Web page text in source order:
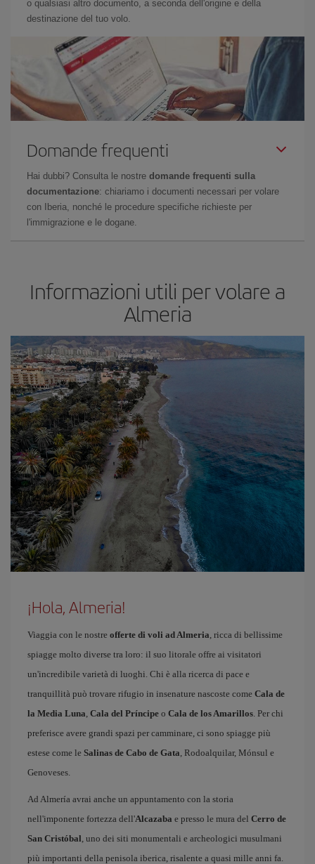
o qualsiasi altro documento, a seconda dell'origine e della
destinazione del tuo volo.
Domande frequenti
Hai dubbi? Consulta le nostre domande frequenti sulla
documentazione: chiariamo i documenti necessari per volare
con Iberia, nonché le procedure specifiche richieste per
l'immigrazione e le dogane.
Informazioni utili per volare a
Almeria
¡Hola, Almeria!
Viaggia con le nostre offerte di voli ad Almeria, ricca di bellissime
spiagge molto diverse tra loro: il suo litorale offre ai visitatori
un'incredibile varietà di luoghi. Chi è alla ricerca di pace e
tranquillità può trovare rifugio in insenature nascoste come Cala de
la Media Luna, Cala del Príncipe o Cala de los Amarillos. Per chi
preferisce avere grandi spazi per camminare, ci sono spiagge più
estese come le Salinas de Cabo de Gata, Rodoalquilar, Mónsul e
Genoveses.
Ad Almería avrai anche un appuntamento con la storia
nell'imponente fortezza dell'Alcazaba e presso le mura del Cerro de
San Cristóbal, uno dei siti monumentali e archeologici musulmani
più importanti della penisola iberica, risalente a quasi mille anni fa.